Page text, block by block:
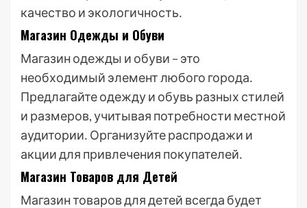
качество и экологичность․
Магазин Одежды и Обуви
Магазин одежды и обуви – это
необходимый элемент любого города․
Предлагайте одежду и обувь разных стилей
и размеров, учитывая потребности местной
аудитории․ Организуйте распродажи и
акции для привлечения покупателей․
Магазин Товаров для Детей
Магазин товаров для детей всегда будет